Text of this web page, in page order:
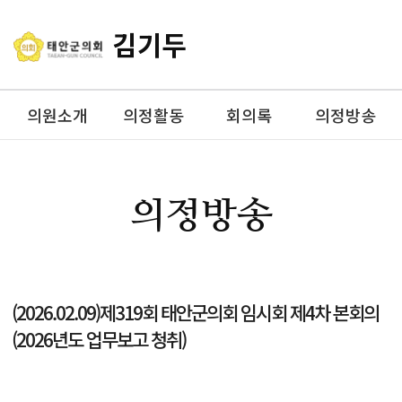
김기두
의원소개 의정활동 회의록 의정방송
의정방송
(2026.02.09)제319회 태안군의회 임시회 제4차 본회의
(2026년도 업무보고 청취)